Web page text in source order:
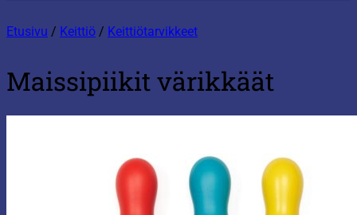
Etusivu / Keittiö / Keittiötarvikkeet
Maissipiikit värikkäät